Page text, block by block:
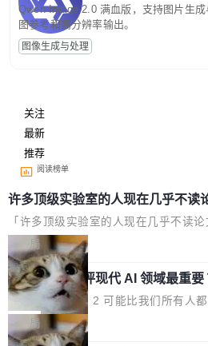
Qwen-Image-2.0 满血版，支持图片生
图参考和高分辨率输出。
图像生成与处理
关注
最新
推荐
阅读榜单
许多顶级实验室的人现在几乎不读
了
「许多顶级实验室的人现在几乎不读论
且他们认为 ICLR/ICML/NeurIPS 充斥
度宣传和欺诈。」 OpenAI 研究员
n 这条推文引发了广泛讨论。他不是在
话，他是说出了一个圈内人尽皆知但很
破的事实。 Jordan 随后补充了一句软
「我不认为这些会议上大部分论文都在
局
xAI 前工程师评现代 AI 领域最重要
3 开源项目
Flash Attention 2 可能比我们所有人都
这句话不是来自某个技术博客，而是出
Pham 的一条推文。Hieu Pham 是谁
局